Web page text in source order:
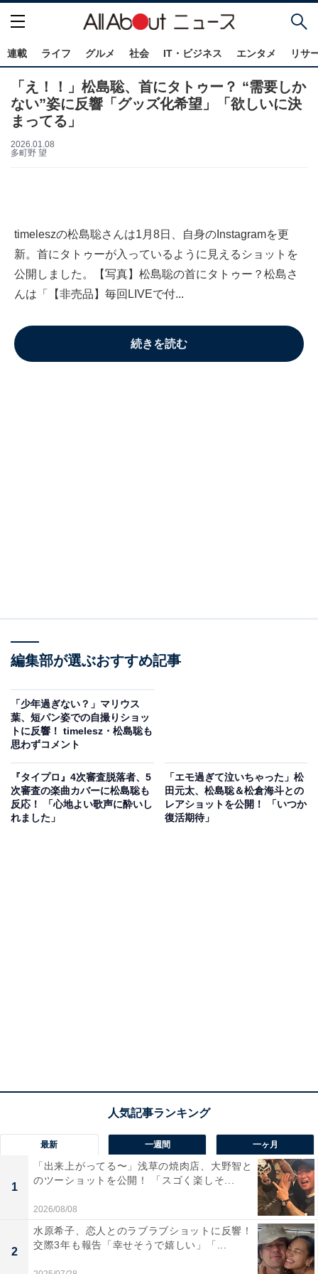
連載 ライフ グルメ 社会 IT・ビジネス エンタメ リサ
「え！！」松島聡、首にタトゥー？ “需要しか
ない”姿に反響「グッズ化希望」「欲しいに決
まってる」
2026.01.08
多町野 望
timeleszの松島聡さんは1月8日、自身のInstagramを更
新。首にタトゥーが入っているように見えるショットを
公開しました。【写真】松島聡の首にタトゥー？松島さ
んは「【非売品】毎回LIVEで付...
続きを読む
編集部が選ぶおすすめ記事
「少年過ぎない？」マリウス
葉、短パン姿での自撮りショッ
トに反響！ timelesz・松島聡も
思わずコメント
『タイプロ』4次審査脱落者、5
次審査の楽曲カバーに松島聡も
反応！ 「心地よい歌声に酔いし
れました」
「エモ過ぎて泣いちゃった」松
田元太、松島聡＆松倉海斗との
レアショットを公開！ 「いつか
復活期待」
最新 一週間 一ヶ月
1
「出来上がってる〜」浅草の焼肉店、大野智と
のツーショットを公開！ 「スゴく楽しそ...
2026/08/08
2
水原希子、恋人とのラブラブショットに反響！
交際3年も報告「幸せそうで嬉しい」「...